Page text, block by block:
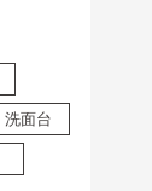
洗面台